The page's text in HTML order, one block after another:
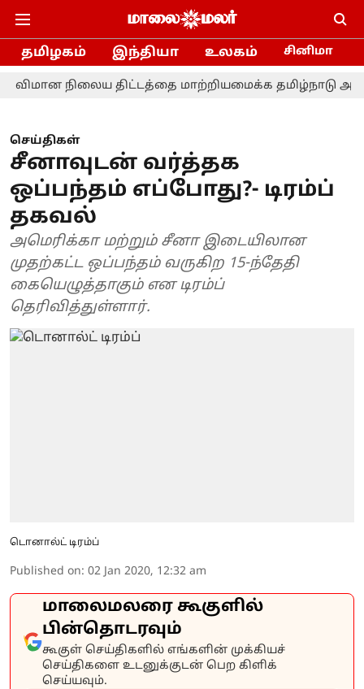
தமிழகம் இந்தியா உலகம் சினிமா
நிலைய திட்டத்தை மாற்றியமைக்க தமிழ்நாடு அரசு
செய்திகள்
சீனாவுடன் வர்த்தக
ஒப்பந்தம் எப்போது?- டிரம்ப்
தகவல்
அமெரிக்கா மற்றும் சீனா இடையிலான
முதற்கட்ட ஒப்பந்தம் வருகிற 15-ந்தேதி
கையெழுத்தாகும் என டிரம்ப்
தெரிவித்துள்ளார்.
டொனால்ட் டிரம்ப்
Published on: 02 Jan 2020, 12:32 am
மாலைமலரை கூகுளில்
பின்தொடரவும்
கூகுள் செய்திகளில் எங்களின் முக்கியச்
செய்திகளை உடனுக்குடன் பெற கிளிக்
செய்யவும்.